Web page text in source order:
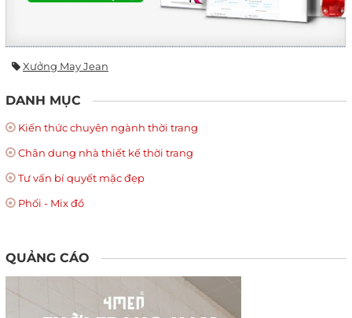
Xưởng May Jean
DANH MỤC
Kiến thức chuyên ngành thời trang
Chân dung nhà thiết kế thời trang
Tư vấn bí quyết mặc đẹp
Phối - Mix đồ
QUẢNG CÁO